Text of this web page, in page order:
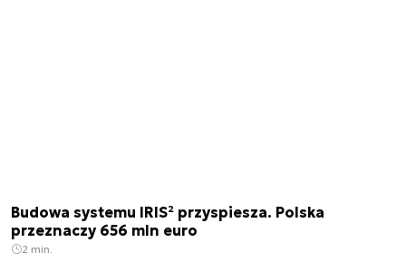
Budowa systemu IRIS² przyspiesza. Polska
przeznaczy 656 mln euro
2 min.